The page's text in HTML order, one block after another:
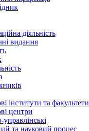
діяльність
видання
інститути та факультети
центри
та науковий процес